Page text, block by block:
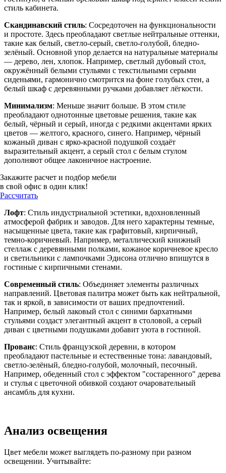
стиль кабинета.
Скандинавский стиль: Сосредоточен на функциональности
и простоте. Здесь преобладают светлые нейтральные оттенки,
такие как белый, светло-серый, светло-голубой, бледно-
зелёный. Основной упор делается на натуральные материалы
— дерево, лен, хлопок. Например, светлый дубовый стол,
окружённый белыми стульями с текстильными серыми
сиденьями, гармонично смотрится на фоне голубых стен, а
белый шкаф с деревянными ручками добавляет лёгкости.
Минимализм: Меньше значит больше. В этом стиле
преобладают однотонные цветовые решения, такие как
белый, чёрный и серый, иногда с редкими акцентами ярких
цветов — желтого, красного, синего. Например, чёрный
кожаный диван с ярко-красной подушкой создаёт
выразительный акцент, а серый стол с белым стулом
дополняют общее лаконичное настроение.
Закажите расчет и подбор мебели
в свой офис в один клик!
Рассчитать
Лофт: Стиль индустриальной эстетики, вдохновленный
атмосферой фабрик и заводов. Для него характерны темные,
насыщенные цвета, такие как графитовый, кирпичный,
темно-коричневый. Например, металлический книжный
стеллаж с деревянными полками, кожаное коричневое кресло
и светильники с лампочками Эдисона отлично впишутся в
гостиные с кирпичными стенами.
Современный стиль: Объединяет элементы различных
направлений. Цветовая палитра может быть как нейтральной,
так и яркой, в зависимости от ваших предпочтений.
Например, белый лаковый стол с синими бархатными
стульями создаст элегантный акцент в столовой, а серый
диван с цветными подушками добавит уюта в гостиной.
Прованс: Стиль французской деревни, в котором
преобладают пастельные и естественные тона: лавандовый,
светло-зелёный, бледно-голубой, молочный, песочный.
Например, обеденный стол с эффектом "состаренного" дерева
и стулья с цветочной обивкой создают очаровательный
ансамбль для кухни.
Анализ освещения
Цвет мебели может выглядеть по-разному при разном
освещении. Учитывайте: